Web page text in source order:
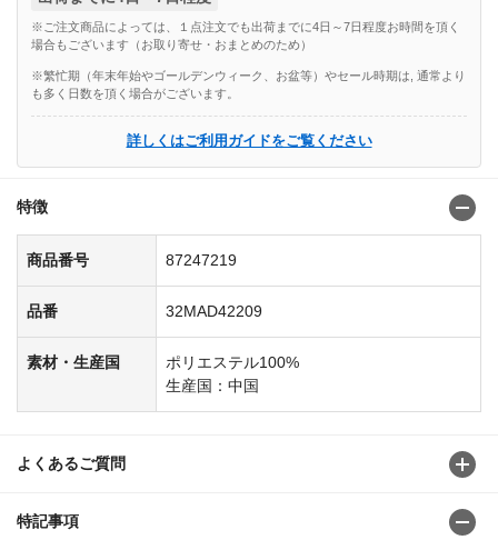
※ご注文商品によっては、１点注文でも出荷までに4日～7日程度お時間を頂く
場合もございます（お取り寄せ・おまとめのため）
※繁忙期（年末年始やゴールデンウィーク、お盆等）やセール時期は, 通常より
も多く日数を頂く場合がございます。
詳しくはご利用ガイドをご覧ください
特徴
商品番号 87247219
品番 32MAD42209
素材・生産国
ポリエステル100%
生産国：中国
よくあるご質問
特記事項